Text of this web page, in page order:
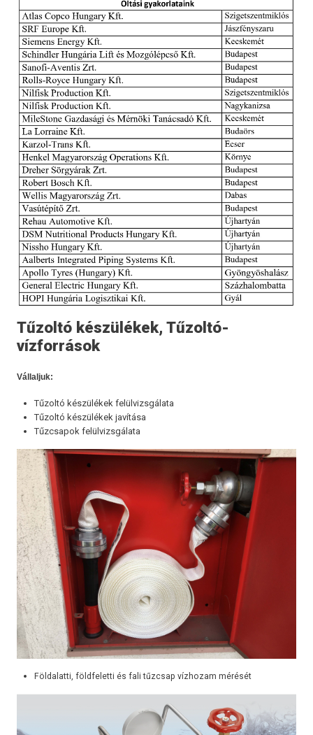
Tűzoltó készülékek, Tűzoltó-
vízforrások
Vállaljuk:
Tűzoltó készülékek felülvizsgálata
Tűzoltó készülékek javítása
Tűzcsapok felülvizsgálata
Földalatti, földfeletti és fali tűzcsap vízhozam mérését